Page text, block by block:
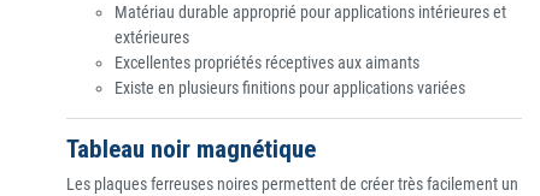
Matériau durable approprié pour applications intérieures et
extérieures
Excellentes propriétés réceptives aux aimants
Existe en plusieurs finitions pour applications variées
Tableau noir magnétique
Les plaques ferreuses noires permettent de créer très facilement un